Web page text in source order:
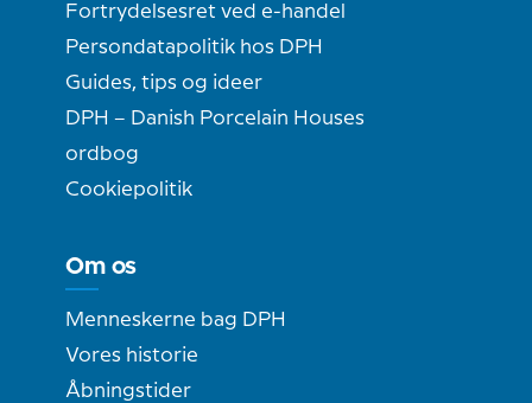
Fortrydelsesret ved e-handel
Persondatapolitik hos DPH
Guides, tips og ideer
DPH – Danish Porcelain Houses
ordbog
Cookiepolitik
Om os
Menneskerne bag DPH
Vores historie
Åbningstider